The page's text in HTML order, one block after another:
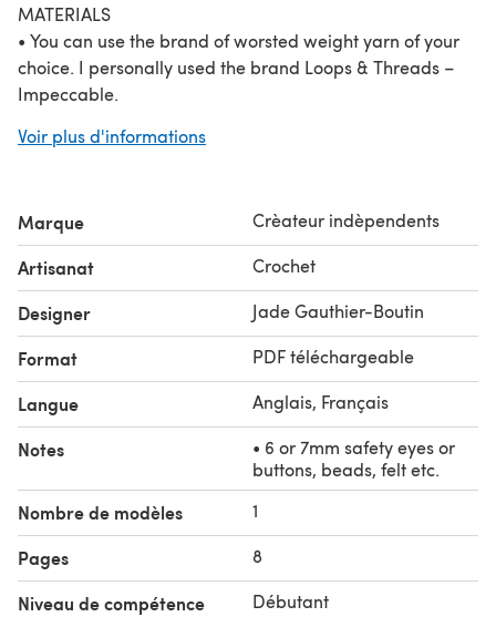
MATERIALS
• You can use the brand of worsted weight yarn of your
choice. I personally used the brand Loops & Threads –
Impeccable.
• Polyester fiberfill for stuffing
FINAL SIZE
They are about 3,5 cm (1,5”) high, with worsted weight
100% acrylic yarn and a 3.50 mm crochet hook (US size
E/4).
Copyright © 2020. Contents of this document MAY NOT
be copied, reproduced, altered, published or distributed
in any way. You MAY sell finished products made with
this pattern, provided credit to All From Jade.
Voir plus d'informations
Marque Crèateur indèpendents
Artisanat Crochet
Designer Jade Gauthier-Boutin
Format PDF téléchargeable
Langue Anglais, Français
Notes
• 6 or 7mm safety eyes or
buttons, beads, felt etc.
Nombre de modèles 1
Pages 8
Niveau de compétence Débutant